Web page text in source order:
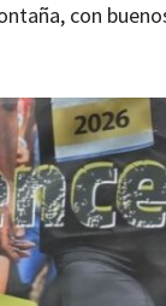
con